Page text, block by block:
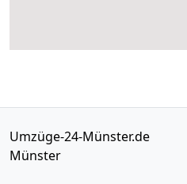
Umzüge-24-Münster.de
Münster